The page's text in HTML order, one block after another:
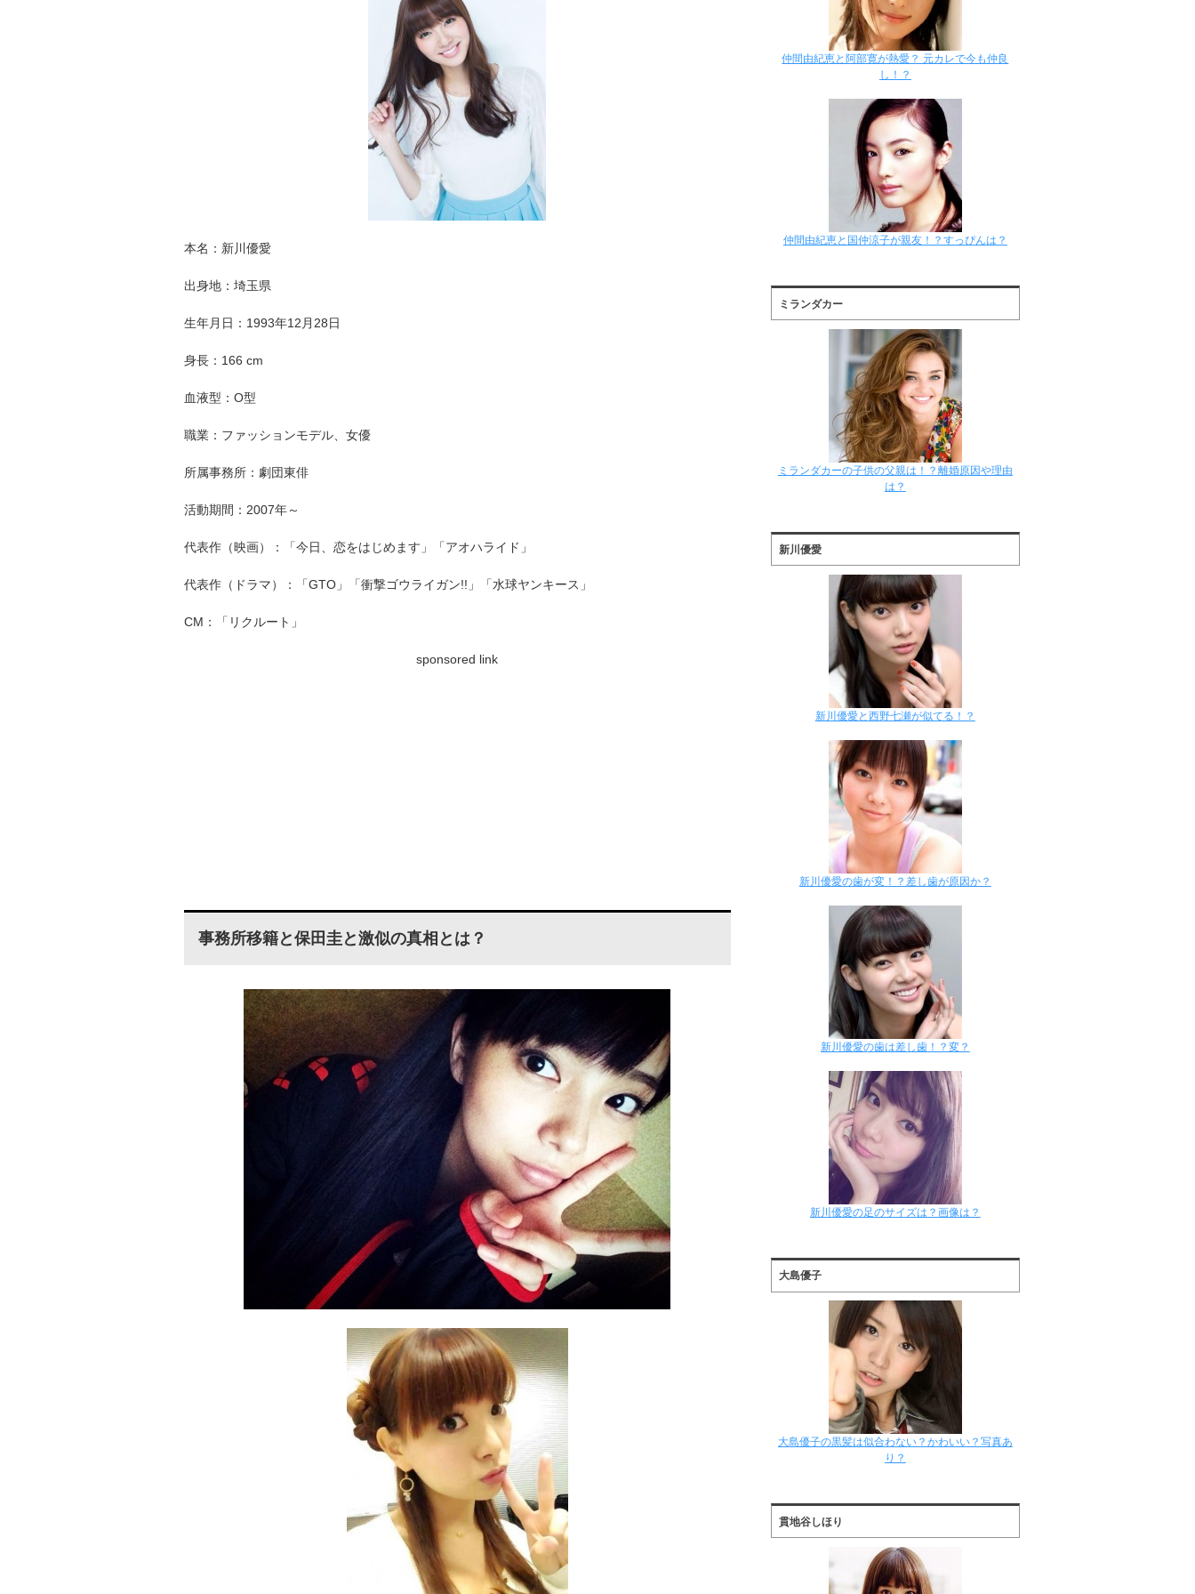
本名：新川優愛
出身地：埼玉県
生年月日：1993年12月28日
身長：166 cm
血液型：O型
職業：ファッションモデル、女優
所属事務所：劇団東俳
活動期間：2007年～
代表作（映画）：「今日、恋をはじめます」「アオハライド」
代表作（ドラマ）：「GTO」「衝撃ゴウライガン!!」「水球ヤンキース」
CM：「リクルート」
sponsored link
事務所移籍と保田圭と激似の真相とは？
仲間由紀恵と阿部寛が熱愛？ 元カレで今も仲良
し！？
仲間由紀恵と国仲涼子が親友！？すっぴんは？
ミランダカー
ミランダカーの子供の父親は！？離婚原因や理由
は？
新川優愛
新川優愛と西野七瀬が似てる！？
新川優愛の歯が変！？差し歯が原因か？
新川優愛の歯は差し歯！？変？
新川優愛の足のサイズは？画像は？
大島優子
大島優子の黒髪は似合わない？かわいい？写真あ
り？
貫地谷しほり